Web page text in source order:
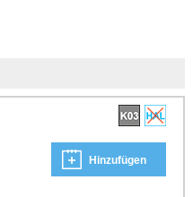
Hinzufügen